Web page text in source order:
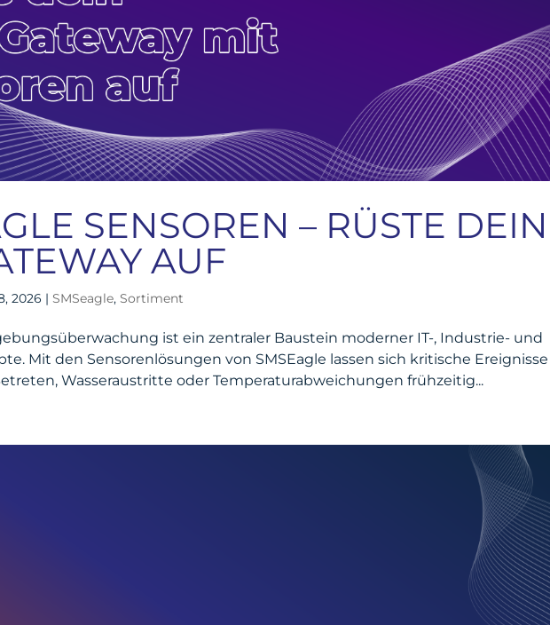
SENSOREN – RÜSTE DEIN
AUF
2026 |SMSeagle,Sortiment
ist ein zentraler Baustein moderner IT-, Industrie- und
Mit den Sensorenlösungen von SMSEagle lassen sich kritische Ereignisse
Wasseraustritte oder Temperaturabweichungen frühzeitig...